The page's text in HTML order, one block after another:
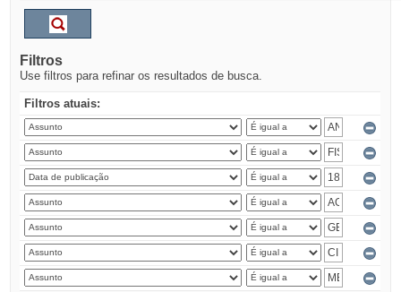
Filtros
Use filtros para refinar os resultados de busca.
Filtros atuais: